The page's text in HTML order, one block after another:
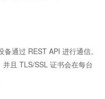
通过 REST API 进行通信。
且 TLS/SSL 证书会在每台